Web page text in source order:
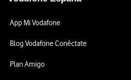
App Mi Vodafone
Blog Vodafone Conéctate
Plan Amigo